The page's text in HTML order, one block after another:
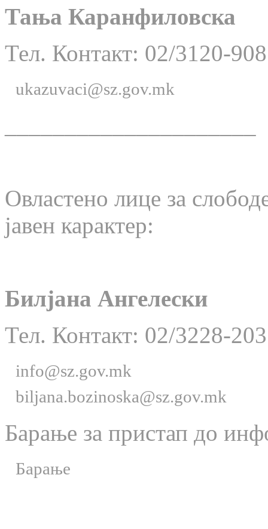
Тања Каранфиловска
Тел. Контакт: 02/3120-908
ukazuvaci@sz.gov.mk
Овластено лице за
јавен карактер:
Билјана Ангелески
Тел. Контакт: 02/3228-203
info@sz.gov.mk
biljana.bozinoska@sz.gov.mk
Барање за пристап до
Барање